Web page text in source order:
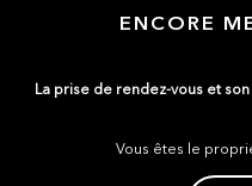
ENCORE
La prise de rendez-vous et
Vous êtes le